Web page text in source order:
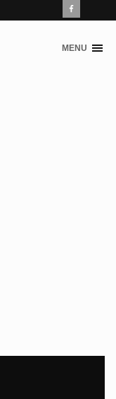
MENU